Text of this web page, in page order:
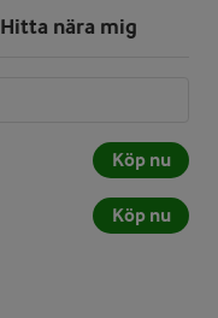
Hitta nära mig
Köp nu
Köp nu